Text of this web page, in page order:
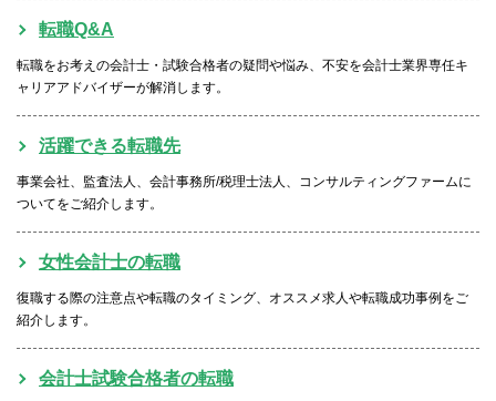
転職Q&A
転職をお考えの会計士・試験合格者の疑問や悩み、不安を会計士業界専任キ
ャリアアドバイザーが解消します。
活躍できる転職先
事業会社、監査法人、会計事務所/税理士法人、コンサルティングファームに
ついてをご紹介します。
女性会計士の転職
復職する際の注意点や転職のタイミング、オススメ求人や転職成功事例をご
紹介します。
会計士試験合格者の転職